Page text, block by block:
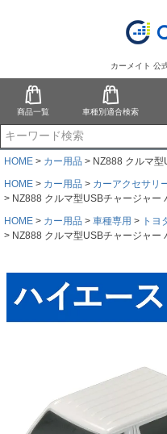
カーメイト 公
商品一覧 車種別適合検索
HOME カー用品
NZ888 クルマ型
HOME
カー用品 カーアクセサリ
NZ888 クルマ型USBチャージャー
HOME
カー用品 車種専用
トヨ
NZ888 クルマ型USBチャージャー